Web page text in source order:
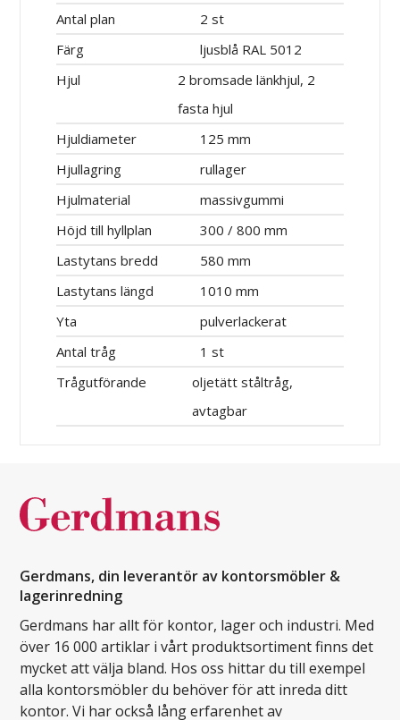
Antal plan
2 st
Färg
ljusblå RAL 5012
Hjul
2 bromsade länkhjul, 2
fasta hjul
Hjuldiameter
125 mm
Hjullagring
rullager
Hjulmaterial
massivgummi
Höjd till hyllplan
300 / 800 mm
Lastytans bredd
580 mm
Lastytans längd
1010 mm
Yta
pulverlackerat
Antal tråg
1 st
Trågutförande
oljetätt ståltråg,
avtagbar
Gerdmans, din leverantör av kontorsmöbler &
lagerinredning
Gerdmans har allt för kontor, lager och industri. Med
över 16 000 artiklar i vårt produktsortiment finns det
mycket att välja bland. Hos oss hittar du till exempel
alla kontorsmöbler du behöver för att inreda ditt
kontor. Vi har också lång erfarenhet av